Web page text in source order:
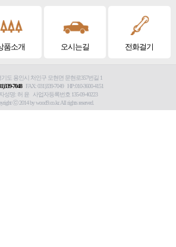
품소개 오시는길 전화걸기
기도 용인시 처인구 모현면 문현로357번길 1
7048FAX: 031)339-7049 HP:010-3600-4151
성명: 허 윤 사업자등록번호 135-09-40223
ⓒ 2014 by wood9.co.kr. All rights reserved.